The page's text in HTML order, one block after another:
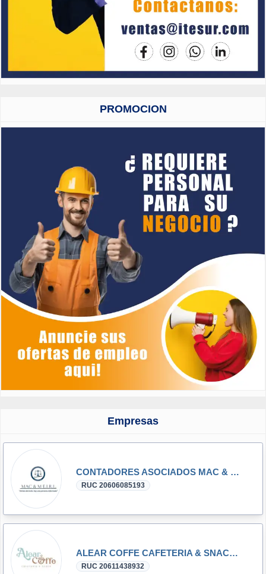
PROMOCION
Empresas
CONTADORES ASOCIADOS MAC & M E.I.R.L
RUC 20606085193
ALEAR COFFE CAFETERIA & SNACK E.I.R.L.
RUC 20611438932